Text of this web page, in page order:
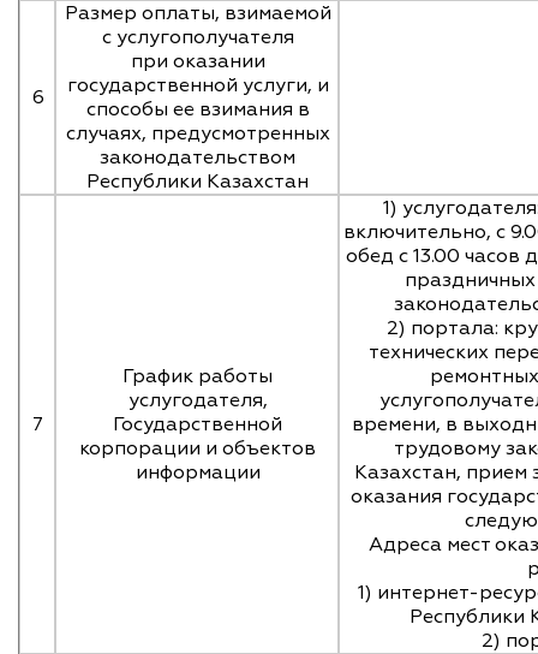
6
Размер оплаты, взимаемой
с услугополучателя
при оказании
государственной услуги, и
способы ее взимания в
случаях, предусмотренных
законодательством
Республики Казахстан
7
График работы
услугодателя,
Государственной
корпорации и объектов
информации
1)
включительно, с
обед с 13.00 часов
2) портала:
технических
времени, в
трудовому
Казахстан, прием
оказания
Адреса мест
1) интернет-
Республики
2)